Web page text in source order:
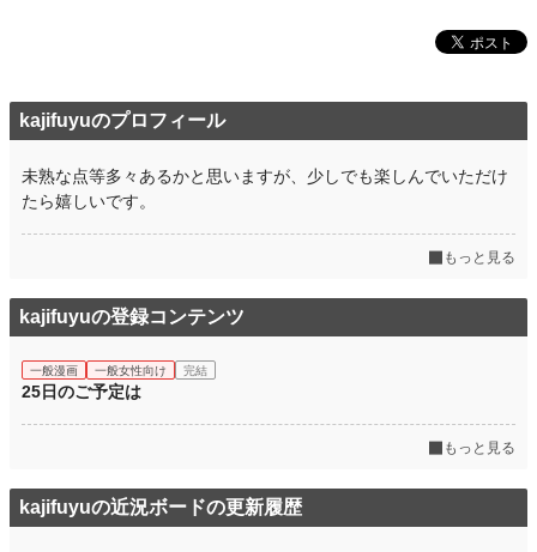
kajifuyuのプロフィール
未熟な点等多々あるかと思いますが、少しでも楽しんでいただけ
たら嬉しいです。
もっと見る
kajifuyuの登録コンテンツ
一般漫画 一般女性向け 完結
25日のご予定は
もっと見る
kajifuyuの近況ボードの更新履歴